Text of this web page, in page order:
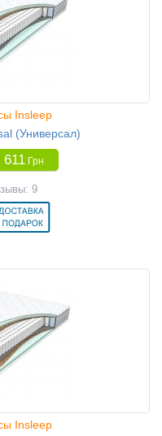
Insleep
(Универсал)
611 Грн
9
Insleep